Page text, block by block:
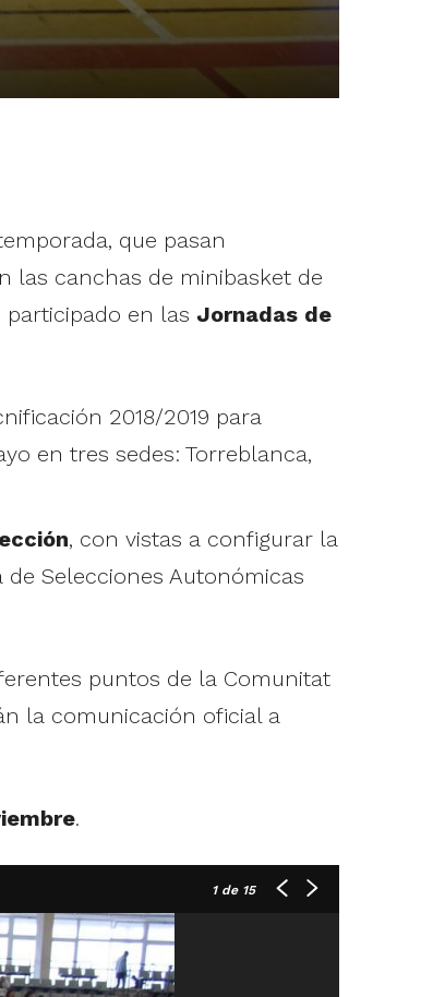
que pasan
las canchas de minibasket de
en las Jornadas de
2018/2019 para
en tres sedes: Torreblanca,
, con vistas a configurar la
Selecciones Autonómicas
puntos de la Comunitat
la comunicación oficial a
.
1de 15